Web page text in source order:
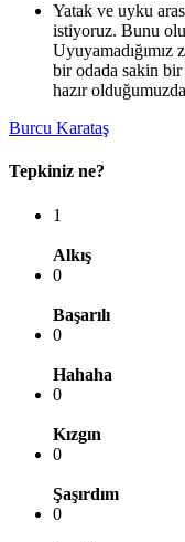
Yatak ve uyku
istiyoruz. Bunu
bir odada sakin
hazır
Burcu Karataş
Tepkiniz ne?
1
Alkış
0
Başarılı
0
Hahaha
0
Kızgın
0
Şaşırdım
0